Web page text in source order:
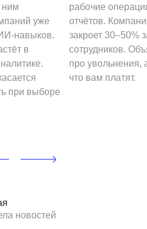
ним
уже
навыков.
в
при выборе
рабочие
отчётов.
закроет 30–50%
сотрудников.
про увольнения,
что вам платят.
новостей